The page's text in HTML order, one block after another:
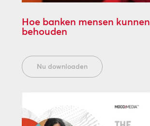
Hoe banken mensen kunnen
behouden
Nu downloaden